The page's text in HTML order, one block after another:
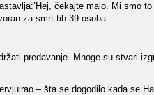
čekajte malo. Mi smo
za smrt tih 39 osoba.
predavanje. Mnoge su stvari
– šta se dogodilo kada se